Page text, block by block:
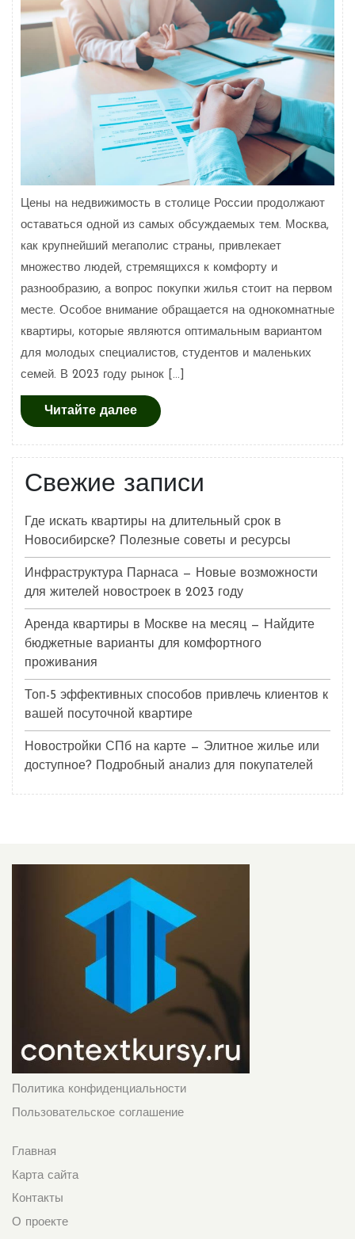
Цены на недвижимость в столице России продолжают
оставаться одной из самых обсуждаемых тем. Москва,
как крупнейший мегаполис страны, привлекает
множество людей, стремящихся к комфорту и
разнообразию, а вопрос покупки жилья стоит на первом
месте. Особое внимание обращается на однокомнатные
квартиры, которые являются оптимальным вариантом
для молодых специалистов, студентов и маленьких
семей. В 2023 году рынок […]
Читайте далееЧитайте
далее
Свежие записи
Где искать квартиры на длительный срок в
Новосибирске? Полезные советы и ресурсы
Инфраструктура Парнаса — Новые возможности
для жителей новостроек в 2023 году
Аренда квартиры в Москве на месяц — Найдите
бюджетные варианты для комфортного
проживания
Топ-5 эффективных способов привлечь клиентов к
вашей посуточной квартире
Новостройки СПб на карте — Элитное жилье или
доступное? Подробный анализ для покупателей
Политика конфиденциальности
Пользовательское соглашение
Главная
Карта сайта
Контакты
О проекте